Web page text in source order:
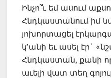
Ինչո՞ւ եմ ասում
Հնդկաստանում իմ
յոխորտացել
կʼանի եւ ասել էր`
Հնդկաստան, քանի
աւելի վատ տեղ